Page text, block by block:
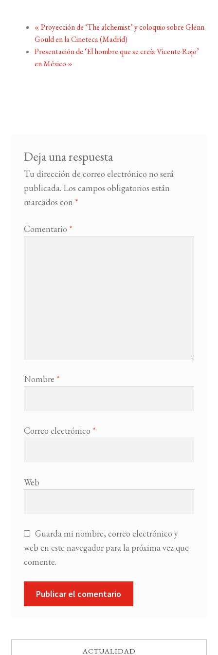
«Proyección de ‘The alchemist’ y coloquio sobre Glenn
Gould en la Cineteca (Madrid)
Presentación de ‘El hombre que se creía Vicente Rojo’
en México »
Deja una respuesta
Tu dirección de correo electrónico no será
publicada. Los campos obligatorios están
marcados con *
Comentario *
Nombre *
Correo electrónico *
Web
Guarda mi nombre, correo electrónico y
web en este navegador para la próxima vez que
comente.
ACTUALIDAD